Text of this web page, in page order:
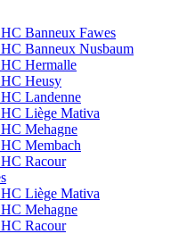
Banneux Fawes
Banneux Nusbaum
Hermalle
Heusy
Landenne
Liège Mativa
Mehagne
Membach
Racour
Liège Mativa
Mehagne
Racour